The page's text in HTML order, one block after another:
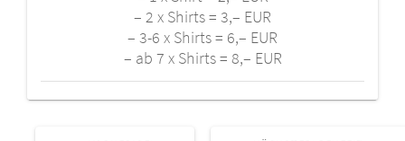
– 2 x Shirts = 3,– EUR
– 3-6 x Shirts = 6,– EUR
– ab 7 x Shirts = 8,– EUR